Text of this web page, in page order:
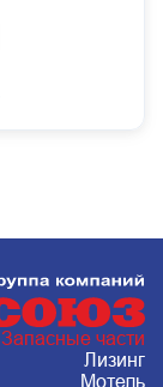
Запасные части
Лизинг
Мотель